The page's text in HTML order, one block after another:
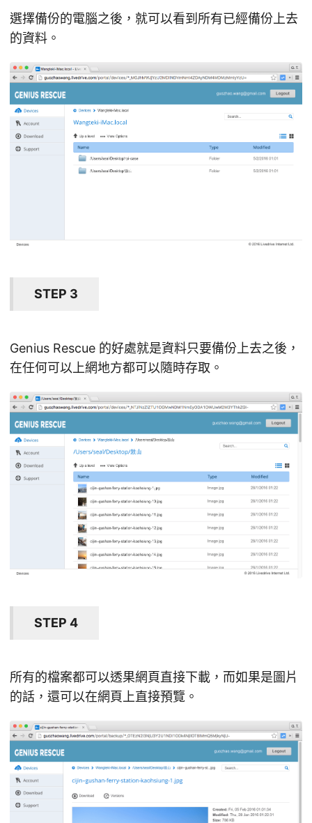
選擇備份的電腦之後，就可以看到所有已經備份上去
的資料。
STEP 3
Genius Rescue 的好處就是資料只要備份上去之後，
在任何可以上網地方都可以隨時存取。
STEP 4
所有的檔案都可以透果網頁直接下載，而如果是圖片
的話，還可以在網頁上直接預覽。